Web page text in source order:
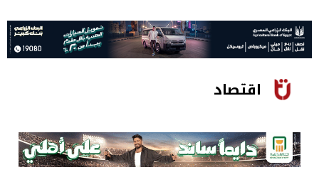
اقتصاد